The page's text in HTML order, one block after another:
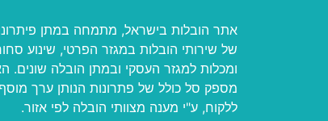
אתר הובלות בישראל, מתמחה במתן
של שירותי הובלות במגזר הפרטי, שינוע
ומכלות למגזר העסקי ובמתן הובלה שונים.
מספק סל כולל של פתרונות הנותן ערך מוסף
ללקוח, ע"י מענה מצוותי הובלה לפי אזור.